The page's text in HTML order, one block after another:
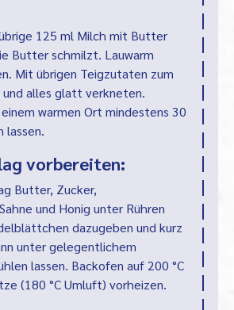
125 ml Milch mit Butter
Butter schmilzt. Lauwarm
Mit übrigen Teigzutaten zum
alles glatt verkneten.
warmen Ort mindestens 30
lassen.
vorbereiten:
Butter, Zucker,
und Honig unter Rühren
dazugeben und kurz
unter gelegentlichem
lassen. Backofen auf 200 °C
(180 °C Umluft) vorheizen.